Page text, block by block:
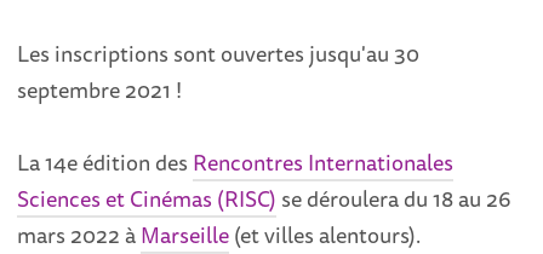
Les inscriptions sont ouvertes jusqu'au 30
septembre 2021 !
La 14e édition des Rencontres Internationales
Sciences et Cinémas (RISC) se déroulera du 18 au 26
mars 2022 àMarseille(et villes alentours).